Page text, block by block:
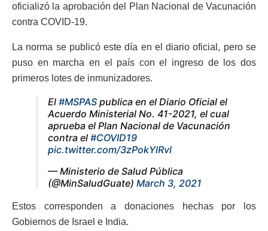
oficializó la aprobación del Plan Nacional de Vacunación
contra COVID-19.
La norma se publicó este día en el diario oficial, pero se
puso en marcha en el país con el ingreso de los dos
primeros lotes de inmunizadores.
El #MSPAS publica en el Diario Oficial el
Acuerdo Ministerial No. 41-2021, el cual
aprueba el Plan Nacional de Vacunación
contra el #COVID19
pic.twitter.com/3zPokYlRvl
— Ministerio de Salud Pública
(@MinSaludGuate) March 3, 2021
Estos corresponden a donaciones hechas por los
Gobiernos de Israel e India.